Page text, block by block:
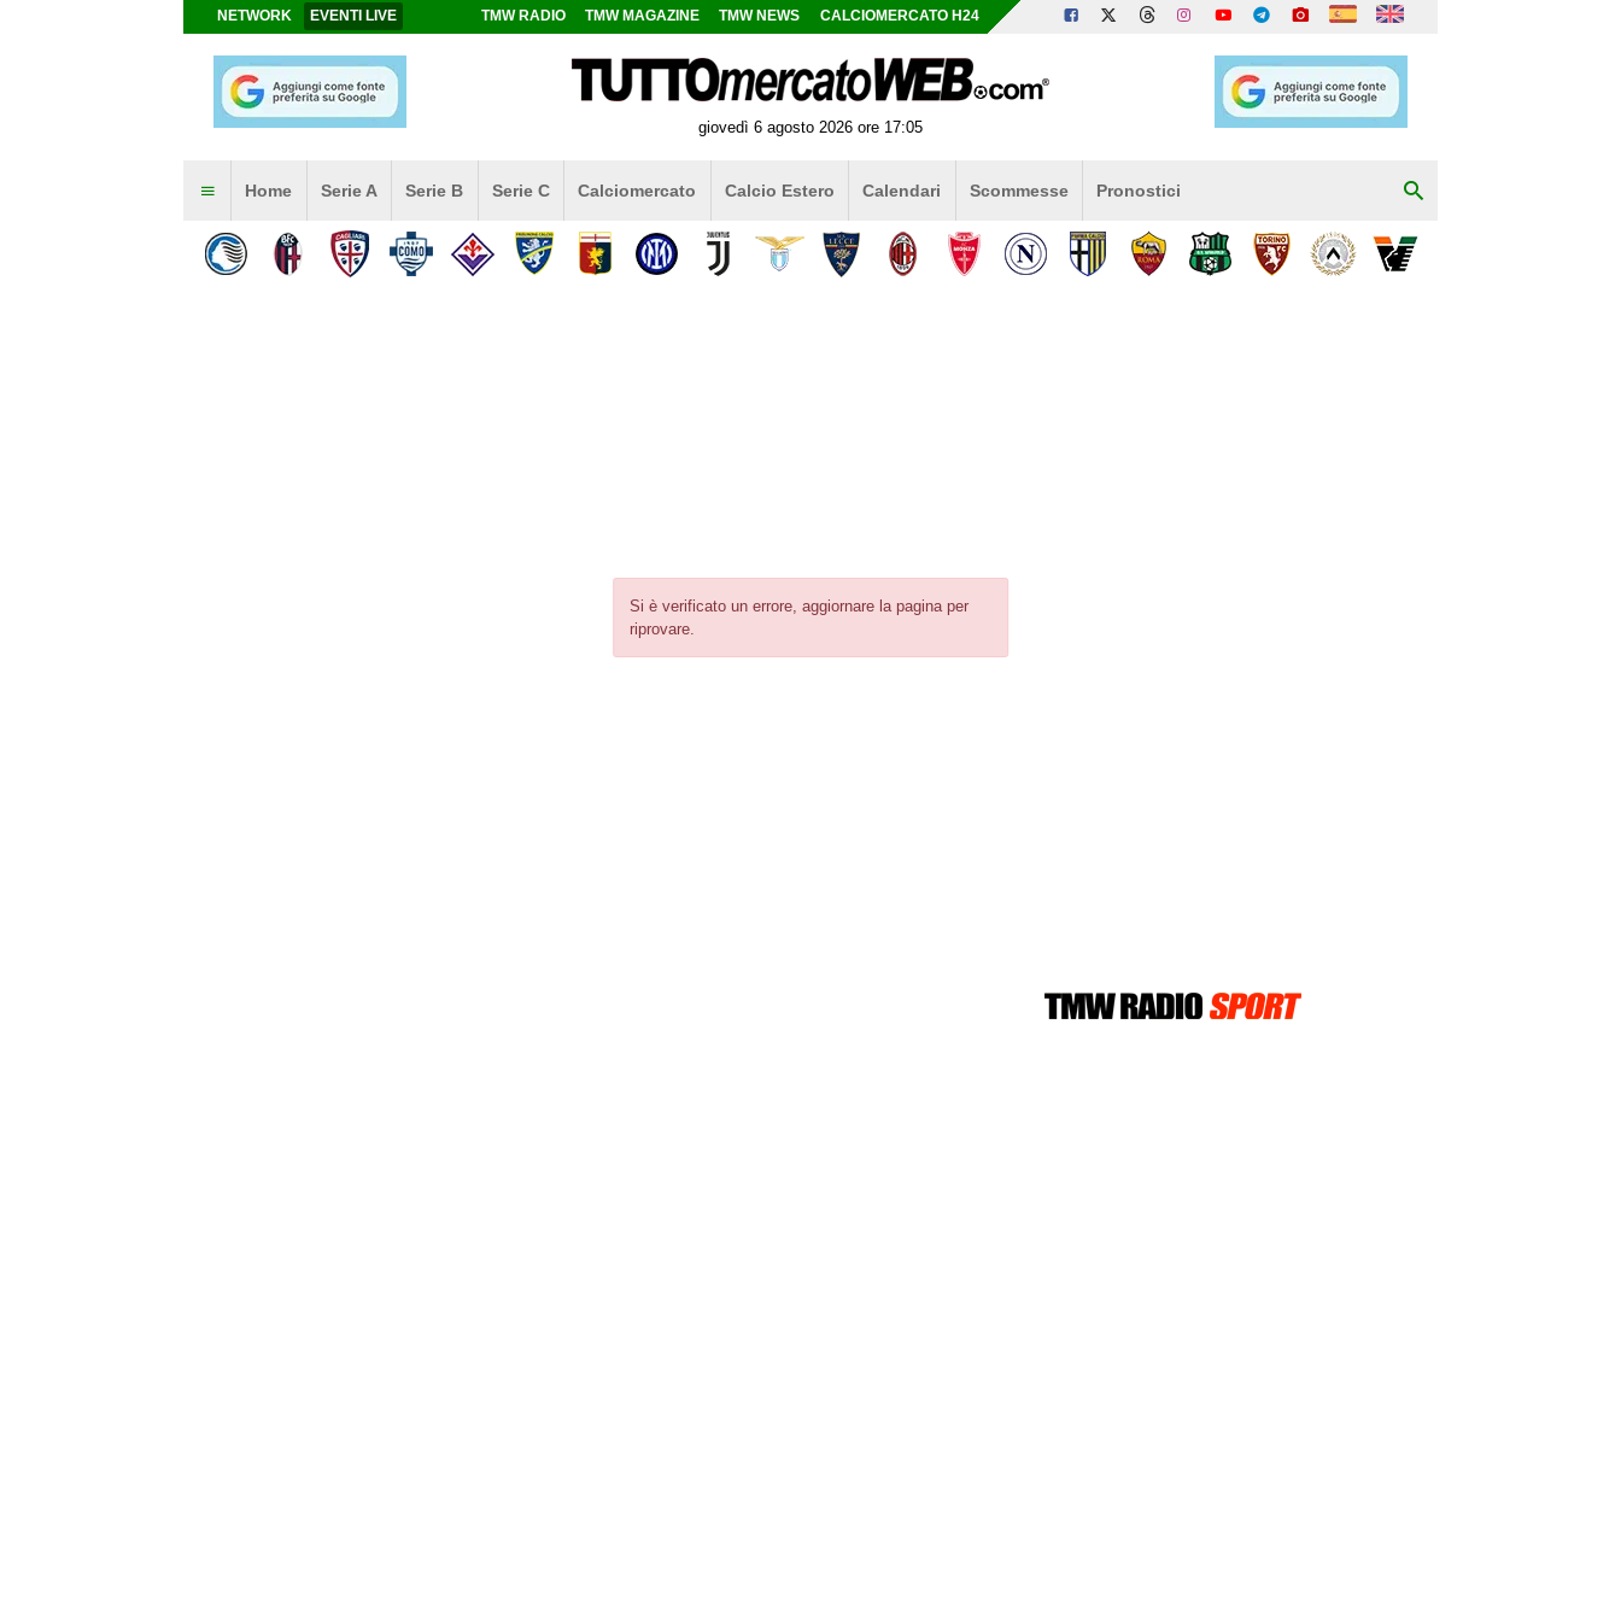
Si è verificato un errore, aggiornare la pagina per
riprovare.
NETWORK EVENTI LIVE TMW RADIO TMW MAGAZINE TMW NEWS CALCIOMERCATO H24
giovedì 6 agosto 2026 ore 17:05
Home Serie A Serie B Serie C Calciomercato Calcio Estero Calendari Scommesse Pronostici